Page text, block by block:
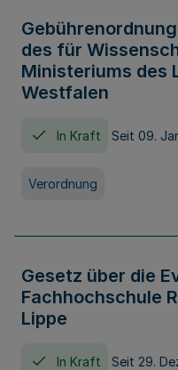
des für
Ministeriums des
Westfalen
In Kraft Seit 09.
Verordnung
Gesetz über die
Fachhochschule
Lippe
In Kraft Seit 29.